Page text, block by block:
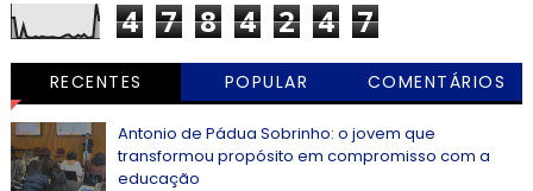
4 7 8 4 2 4 7
RECENTES POPULAR COMENTÁRIOS
Antonio de Pádua Sobrinho: o jovem que
transformou propósito em compromisso com a
educação